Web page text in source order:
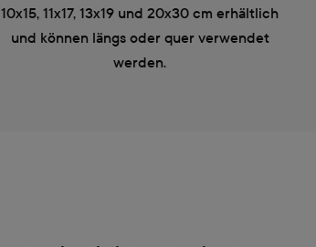
10x15, 11x17, 13x19 und 20x30 cm erhältlich
und können längs oder quer verwendet
werden.